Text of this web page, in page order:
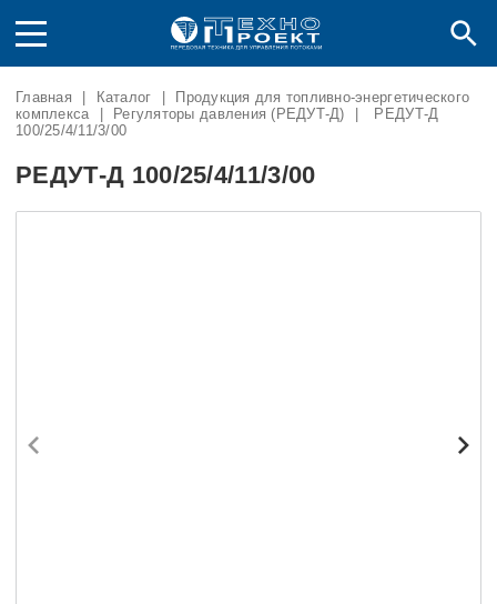
Главная Каталог
Продукция для топливно-энергетического
комплекса
Регуляторы давления (РЕДУТ-Д)
РЕДУТ-Д
100/25/4/11/3/00
РЕДУТ-Д 100/25/4/11/3/00